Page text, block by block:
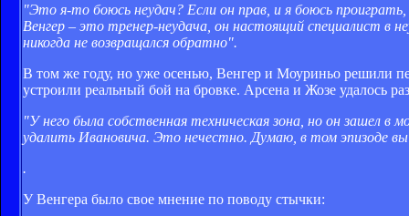
"Это я-то боюсь неудач? Если он прав, и я боюсь
Венгер – это тренер-неудача, он настоящий специалист в
никогда не возвращался обратно".
В том же году, но уже осенью, Венгер и Моуриньо решили
устроили реальный бой на бровке. Арсена и Жозе удалось
"У него была собственная техническая зона, но он зашел в
удалить Ивановича. Это нечестно. Думаю, в том эпизоде вы
.
У Венгера было свое мнение по поводу стычки: